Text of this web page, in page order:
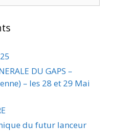
DU GAPS –
– les 28 et 29 Mai
du futur lanceur